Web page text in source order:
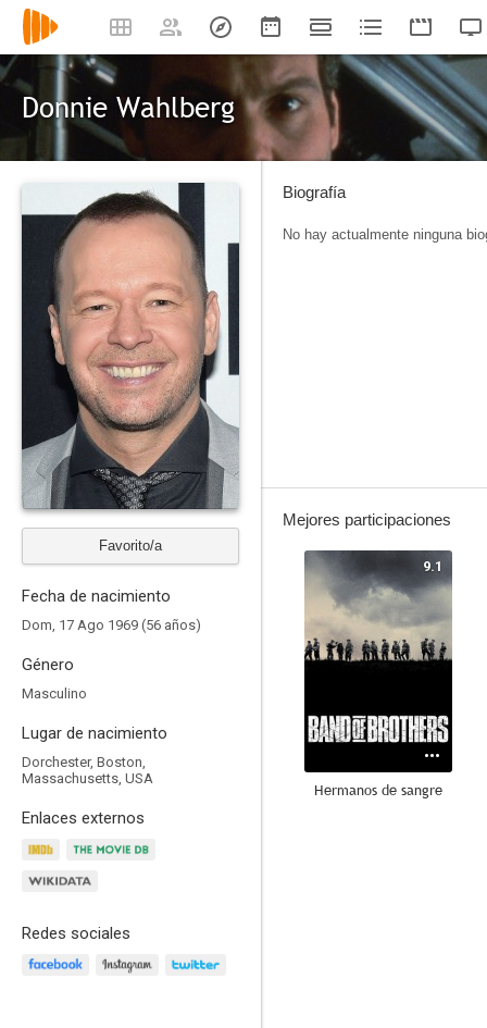
Donnie Wahlberg
Favorito/a
Fecha de nacimiento
Dom, 17 Ago 1969 (56 años)
Género
Masculino
Lugar de nacimiento
Dorchester, Boston,
Massachusetts, USA
Enlaces externos
Redes sociales
Biografía
No hay actualmente ninguna
Mejores participaciones
9.1
Hermanos de sangre